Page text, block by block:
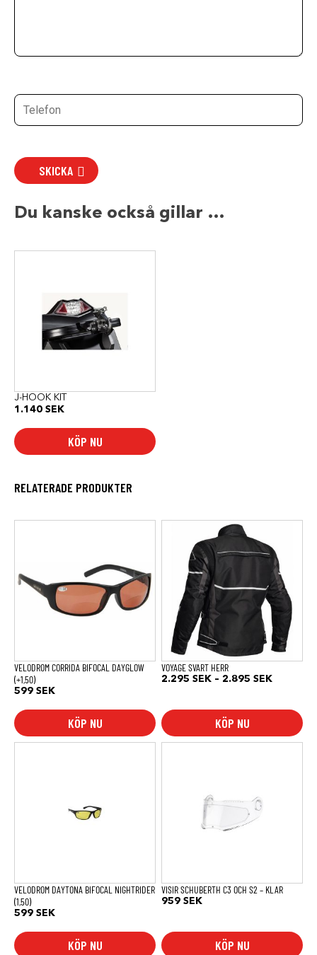
SKICKA
Du kanske också gillar …
J-HOOK KIT
1.140 SEK
KÖP NU
RELATERADE PRODUKTER
VELODROM CORRIDA BIFOCAL DAYGLOW
(+1,50)
599 SEK
KÖP NU
VOYAGE SVART HERR
2.295 SEK – 2.895 SEK
2.895
KÖP NU
produkten
varianter.
olika
alternativen
kan
väljas
på
produktsidan
VELODROM DAYTONA BIFOCAL NIGHTRIDER
(1,50)
599 SEK
KÖP NU
VISIR SCHUBERTH C3 OCH S2 – KLAR
959 SEK
KÖP NU
varianter.
produktsidan